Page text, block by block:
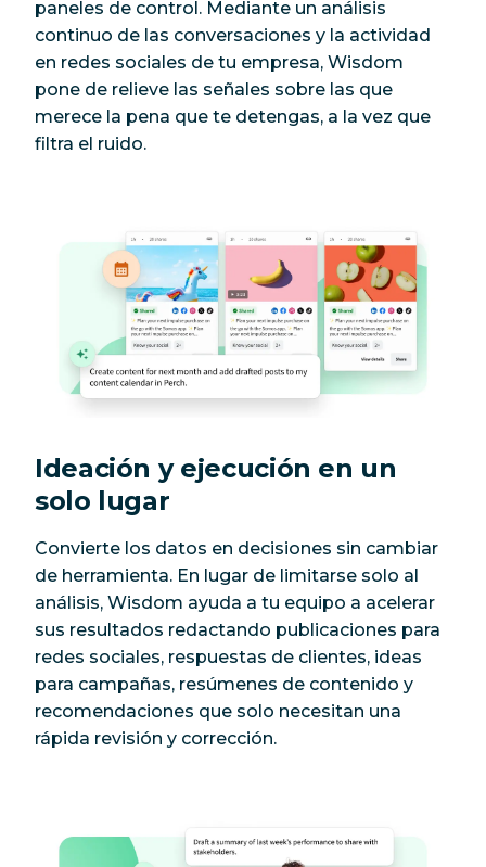
paneles de control. Mediante un análisis
continuo de las conversaciones y la actividad
en redes sociales de tu empresa, Wisdom
pone de relieve las señales sobre las que
merece la pena que te detengas, a la vez que
filtra el ruido.
Ideación y ejecución en un
solo lugar
Convierte los datos en decisiones sin cambiar
de herramienta. En lugar de limitarse solo al
análisis, Wisdom ayuda a tu equipo a acelerar
sus resultados redactando publicaciones para
redes sociales, respuestas de clientes, ideas
para campañas, resúmenes de contenido y
recomendaciones que solo necesitan una
rápida revisión y corrección.